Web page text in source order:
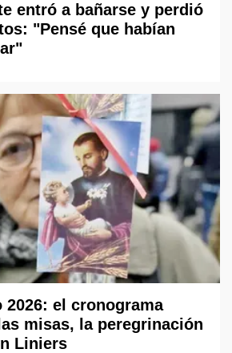
entró a bañarse y perdió
"Pensé que habían
2026: el cronograma
misas, la peregrinación
Liniers